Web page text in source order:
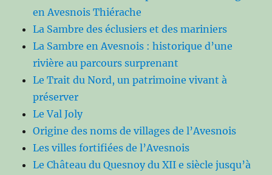
en Avesnois Thiérache
La Sambre des éclusiers et des mariniers
La Sambre en Avesnois : historique d’une
rivière au parcours surprenant
Le Trait du Nord, un patrimoine vivant à
préserver
Le Val Joly
Origine des noms de villages de l’Avesnois
Les villes fortifiées de l’Avesnois
Le Château du Quesnoy du XII e siècle jusqu’à